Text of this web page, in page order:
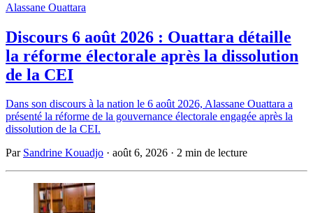
Alassane Ouattara
Discours 6 août 2026 : Ouattara détaille
la réforme électorale après la dissolution
de la CEI
Dans son discours à la nation le 6 août 2026, Alassane Ouattara a
présenté la réforme de la gouvernance électorale engagée après la
dissolution de la CEI.
Par Sandrine Kouadjo · août 6, 2026 · 2 min de lecture